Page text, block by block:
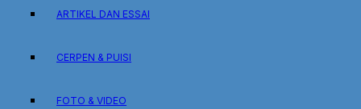
ARTIKEL DAN ESSAI
CERPEN & PUISI
FOTO & VIDEO